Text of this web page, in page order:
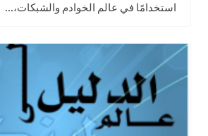
استخدامًا في عالم الخوادم والشبكات،...